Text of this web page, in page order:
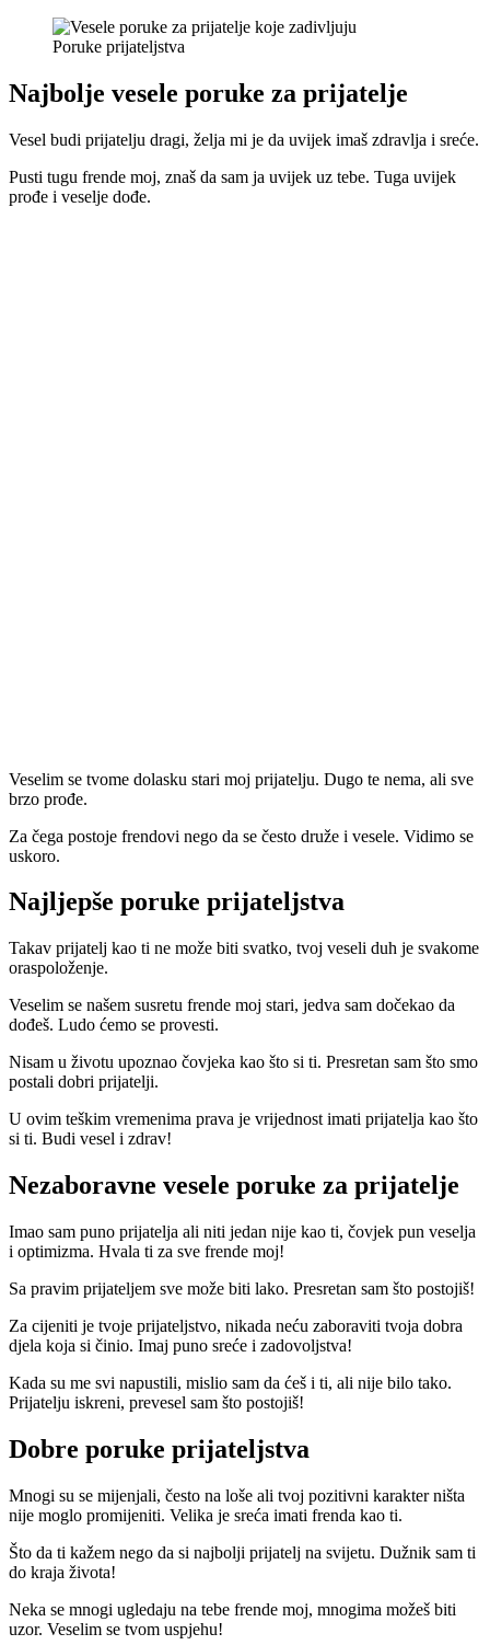
Poruke prijateljstva
Najbolje vesele poruke za prijatelje
Vesel budi prijatelju dragi, želja mi je da uvijek imaš zdravlja i sreće.
Pusti tugu frende moj, znaš da sam ja uvijek uz tebe. Tuga uvijek
prođe i veselje dođe.
Veselim se tvome dolasku stari moj prijatelju. Dugo te nema, ali sve
brzo prođe.
Za čega postoje frendovi nego da se često druže i vesele. Vidimo se
uskoro.
Najljepše poruke prijateljstva
Takav prijatelj kao ti ne može biti svatko, tvoj veseli duh je svakome
oraspoloženje.
Veselim se našem susretu frende moj stari, jedva sam dočekao da
dođeš. Ludo ćemo se provesti.
Nisam u životu upoznao čovjeka kao što si ti. Presretan sam što smo
postali dobri prijatelji.
U ovim teškim vremenima prava je vrijednost imati prijatelja kao što
si ti. Budi vesel i zdrav!
Nezaboravne vesele poruke za prijatelje
Imao sam puno prijatelja ali niti jedan nije kao ti, čovjek pun veselja
i optimizma. Hvala ti za sve frende moj!
Sa pravim prijateljem sve može biti lako. Presretan sam što postojiš!
Za cijeniti je tvoje prijateljstvo, nikada neću zaboraviti tvoja dobra
djela koja si činio. Imaj puno sreće i zadovoljstva!
Kada su me svi napustili, mislio sam da ćeš i ti, ali nije bilo tako.
Prijatelju iskreni, prevesel sam što postojiš!
Dobre poruke prijateljstva
Mnogi su se mijenjali, često na loše ali tvoj pozitivni karakter ništa
nije moglo promijeniti. Velika je sreća imati frenda kao ti.
Što da ti kažem nego da si najbolji prijatelj na svijetu. Dužnik sam ti
do kraja života!
Neka se mnogi ugledaju na tebe frende moj, mnogima možeš biti
uzor. Veselim se tvom uspjehu!